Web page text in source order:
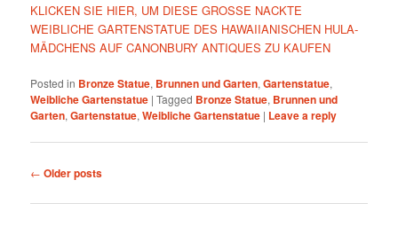
KLICKEN SIE HIER, UM DIESE GROSSE NACKTE
WEIBLICHE GARTENSTATUE DES HAWAIIANISCHEN HULA-
MÄDCHENS AUF CANONBURY ANTIQUES ZU KAUFEN
Posted in Bronze Statue, Brunnen und Garten,Gartenstatue,
Weibliche Gartenstatue |Tagged Bronze Statue, Brunnen und
Garten,Gartenstatue,Weibliche Gartenstatue | Leave a reply
Post
← Older posts